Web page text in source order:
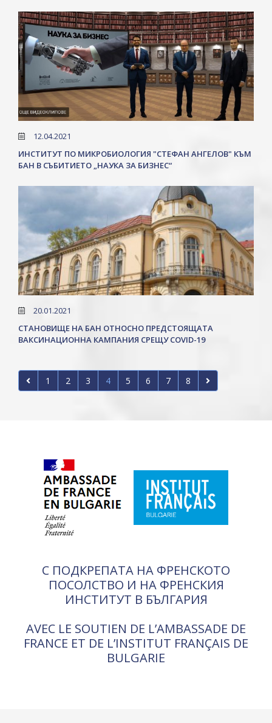
12.04.2021
ИНСТИТУТ ПО МИКРОБИОЛОГИЯ "СТЕФАН АНГЕЛОВ" КЪМ
БАН В СЪБИТИЕТО „НАУКА ЗА БИЗНЕС“
20.01.2021
СТАНОВИЩЕ НА БАН ОТНОСНО ПРЕДСТОЯЩАТА
ВАКСИНАЦИОННА КАМПАНИЯ СРЕЩУ COVID-19
1 2 3 4 5 6 7 8
С ПОДКРЕПАТА НА ФРЕНСКОТО
ПОСОЛСТВО И НА ФРЕНСКИЯ
ИНСТИТУТ В БЪЛГАРИЯ
AVEC LE SOUTIEN DE L’AMBASSADE DE
FRANCE ET DE L’INSTITUT FRANÇAIS DE
BULGARIE